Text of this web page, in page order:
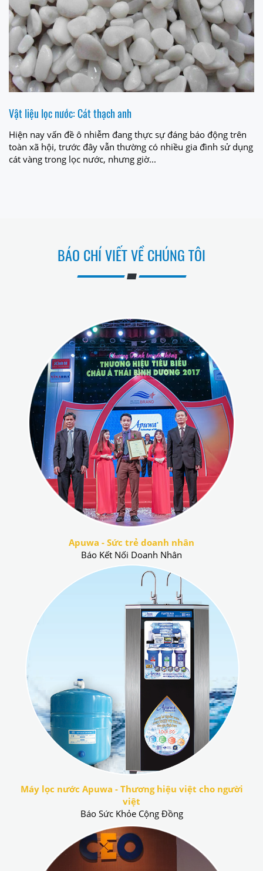
Vật liệu lọc nước: Cát thạch anh
Hiện nay vấn đề ô nhiễm đang thực sự đáng báo động trên
toàn xã hội, trước đây vẫn thường có nhiều gia đình sử dụng
cát vàng trong lọc nước, nhưng giờ...
BÁO CHÍ VIẾT VỀ CHÚNG TÔI
Apuwa - Sức trẻ doanh nhân
Báo Kết Nối Doanh Nhân
Máy lọc nước Apuwa - Thương hiệu việt cho người
việt
Báo Sức Khỏe Cộng Đồng